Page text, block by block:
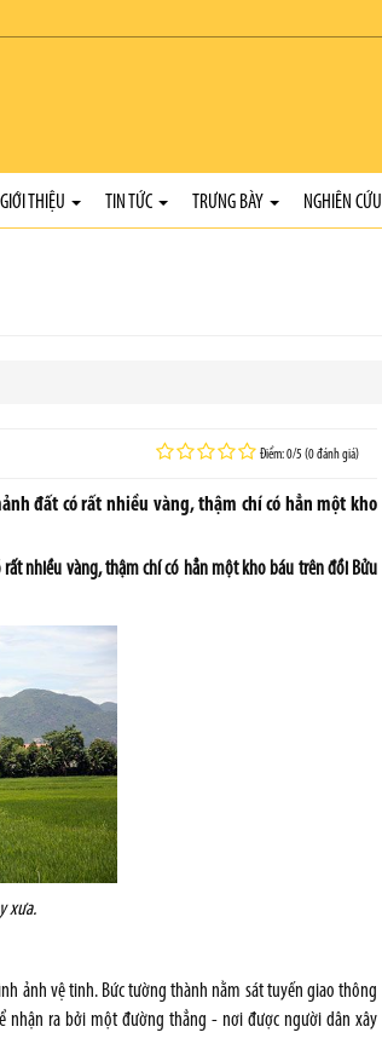
GIỚI THIỆU TIN TỨC TRƯNG BÀY NGHIÊN CỨU
Điểm: 0/5 (0 đánh giá)
đất có rất nhiều vàng, thậm chí có hẳn một kho
nhiều vàng, thậm chí có hẳn một kho báu trên đồi Bửu
xưa.
ảnh vệ tinh. Bức tường thành nằm sát tuyến giao thông
nhận ra bởi một đường thẳng - nơi được người dân xây